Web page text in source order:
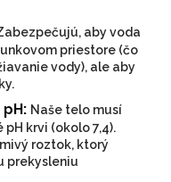
aby voda
priestore (čo
vody), ale aby
Naše telo musí
krvi (okolo 7,4).
roztok, ktorý
prekysleniu